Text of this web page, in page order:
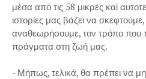
μέσα από τις 58 μικρές καί
ιστορίες μας βάζει να
αναθεωρήσουμε, τον τρόπο που
πράγματα στη ζωή μας.
- Μήπως, τελικά, θα πρέπει να